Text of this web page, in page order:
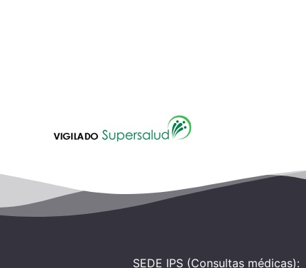
SEDE IPS (Consultas médicas):